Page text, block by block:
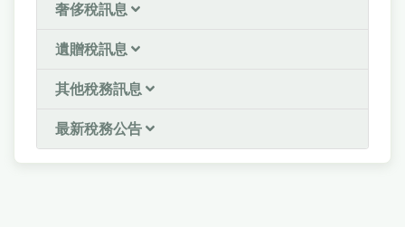
奢侈稅訊息
遺贈稅訊息
其他稅務訊息
最新稅務公告